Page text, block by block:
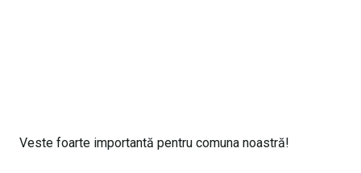
Veste foarte importantă pentru comuna noastră!